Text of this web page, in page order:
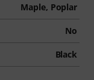
Maple, Poplar
No
Black